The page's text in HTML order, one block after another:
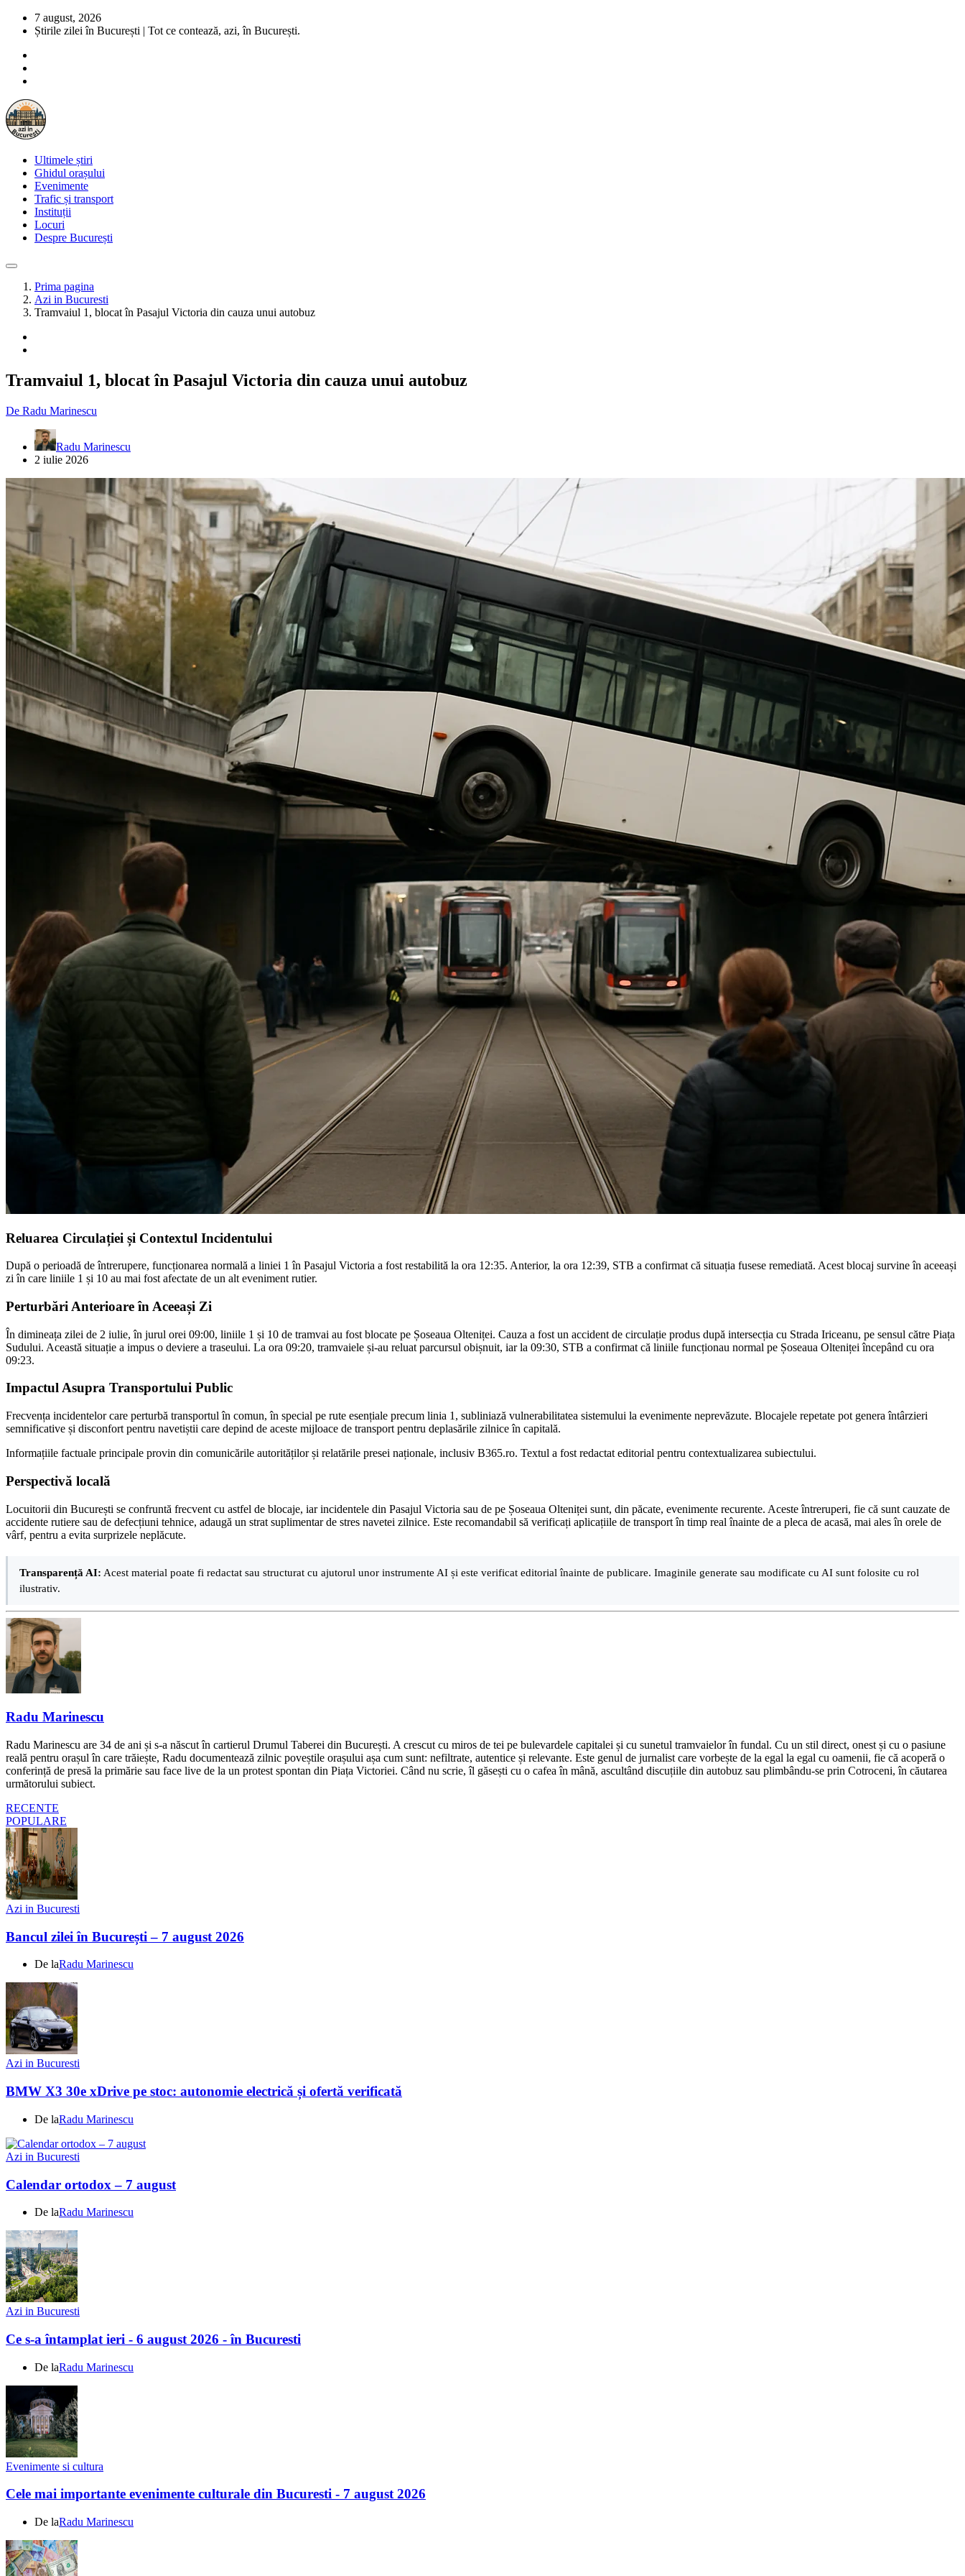
7 august, 2026
Știrile zilei în București | Tot ce contează, azi, în București.
Ultimele știri
Ghidul orașului
Evenimente
Trafic și transport
Instituții
Locuri
Despre București
Prima pagina
Azi in Bucuresti
Tramvaiul 1, blocat în Pasajul Victoria din cauza unui autobuz
Tramvaiul 1, blocat în Pasajul Victoria din cauza unui autobuz
De Radu Marinescu
Radu Marinescu
2 iulie 2026
Reluarea Circulației și Contextul Incidentului
După o perioadă de întrerupere, funcționarea normală a liniei 1 în Pasajul Victoria a fost restabilită la ora 12:35. Anterior, la ora 12:39, STB a confirmat că situația fusese remediată. Acest blocaj survine în aceeași
zi în care liniile 1 și 10 au mai fost afectate de un alt eveniment rutier.
Perturbări Anterioare în Aceeași Zi
În dimineața zilei de 2 iulie, în jurul orei 09:00, liniile 1 și 10 de tramvai au fost blocate pe Șoseaua Olteniței. Cauza a fost un accident de circulație produs după intersecția cu Strada Iriceanu, pe sensul către Piața
Sudului. Această situație a impus o deviere a traseului. La ora 09:20, tramvaiele și-au reluat parcursul obișnuit, iar la 09:30, STB a confirmat că liniile funcționau normal pe Șoseaua Olteniței începând cu ora
09:23.
Impactul Asupra Transportului Public
Frecvența incidentelor care perturbă transportul în comun, în special pe rute esențiale precum linia 1, subliniază vulnerabilitatea sistemului la evenimente neprevăzute. Blocajele repetate pot genera întârzieri
semnificative și disconfort pentru navetiștii care depind de aceste mijloace de transport pentru deplasările zilnice în capitală.
Informațiile factuale principale provin din comunicările autorităților și relatările presei naționale, inclusiv B365.ro. Textul a fost redactat editorial pentru contextualizarea subiectului.
Perspectivă locală
Locuitorii din București se confruntă frecvent cu astfel de blocaje, iar incidentele din Pasajul Victoria sau de pe Șoseaua Olteniței sunt, din păcate, evenimente recurente. Aceste întreruperi, fie că sunt cauzate de
accidente rutiere sau de defecțiuni tehnice, adaugă un strat suplimentar de stres navetei zilnice. Este recomandabil să verificați aplicațiile de transport în timp real înainte de a pleca de acasă, mai ales în orele de
vârf, pentru a evita surprizele neplăcute.
Transparență AI: Acest material poate fi redactat sau structurat cu ajutorul unor instrumente AI și este verificat editorial înainte de publicare. Imaginile generate sau modificate cu AI sunt folosite cu rol
ilustrativ.
Radu Marinescu
Radu Marinescu are 34 de ani și s-a născut în cartierul Drumul Taberei din București. A crescut cu miros de tei pe bulevardele capitalei și cu sunetul tramvaielor în fundal. Cu un stil direct, onest și cu o pasiune
reală pentru orașul în care trăiește, Radu documentează zilnic poveștile orașului așa cum sunt: nefiltrate, autentice și relevante. Este genul de jurnalist care vorbește de la egal la egal cu oamenii, fie că acoperă o
conferință de presă la primărie sau face live de la un protest spontan din Piața Victoriei. Când nu scrie, îl găsești cu o cafea în mână, ascultând discuțiile din autobuz sau plimbându-se prin Cotroceni, în căutarea
următorului subiect.
RECENTE
POPULARE
Azi in Bucuresti
Bancul zilei în București – 7 august 2026
De laRadu Marinescu
Azi in Bucuresti
BMW X3 30e xDrive pe stoc: autonomie electrică și ofertă verificată
De laRadu Marinescu
Azi in Bucuresti
Calendar ortodox – 7 august
De laRadu Marinescu
Azi in Bucuresti
Ce s-a întamplat ieri - 6 august 2026 - în Bucuresti
De laRadu Marinescu
Evenimente si cultura
Cele mai importante evenimente culturale din Bucuresti - 7 august 2026
De laRadu Marinescu